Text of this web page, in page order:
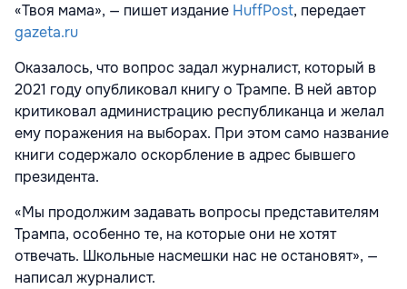
«Твоя мама», — пишет издание HuffPost, передает
gazeta.ru
Оказалось, что вопрос задал журналист, который в
2021 году опубликовал книгу о Трампе. В ней автор
критиковал администрацию республиканца и желал
ему поражения на выборах. При этом само название
книги содержало оскорбление в адрес бывшего
президента.
«Мы продолжим задавать вопросы представителям
Трампа, особенно те, на которые они не хотят
отвечать. Школьные насмешки нас не остановят», —
написал журналист.